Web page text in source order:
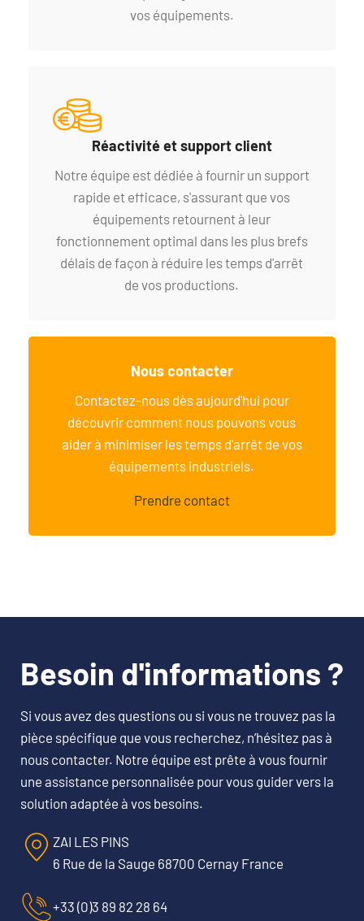
vos équipements.
Réactivité et support client
Notre équipe est dédiée à fournir un support
rapide et efficace, s'assurant que vos
équipements retournent à leur
fonctionnement optimal dans les plus brefs
délais de façon à réduire les temps d'arrêt
de vos productions.
Nous contacter
Contactez-nous dès aujourd'hui pour
découvrir comment nous pouvons vous
aider à minimiser les temps d'arrêt de vos
équipements industriels.
Prendre contact
Besoin d'informations ?
Si vous avez des questions ou si vous ne trouvez pas la
pièce spécifique que vous recherchez, n’hésitez pas à
nous contacter. Notre équipe est prête à vous fournir
une assistance personnalisée pour vous guider vers la
solution adaptée à vos besoins.
ZAI LES PINS
6 Rue de la Sauge 68700 Cernay France
+33 (0)3 89 82 28 64